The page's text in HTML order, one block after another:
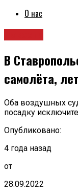
О нас
В
самолёта,
Оба воздушных
посадку
Опубликовано:
4 года назад
от
28.09.2022